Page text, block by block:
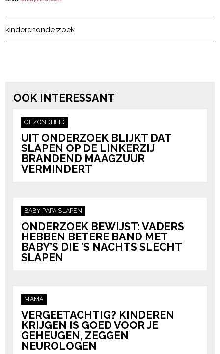
Post Views: 446
kinderenonderzoek
OOK INTERESSANT
GEZONDHEID
UIT ONDERZOEK BLIJKT DAT
SLAPEN OP DE LINKERZIJ
BRANDEND MAAGZUUR
VERMINDERT
BABY PAPA SLAPEN
ONDERZOEK BEWIJST: VADERS
HEBBEN BETERE BAND MET
BABY’S DIE ’S NACHTS SLECHT
SLAPEN
MAMA
VERGEETACHTIG? KINDEREN
KRIJGEN IS GOED VOOR JE
GEHEUGEN, ZEGGEN
NEUROLOGEN